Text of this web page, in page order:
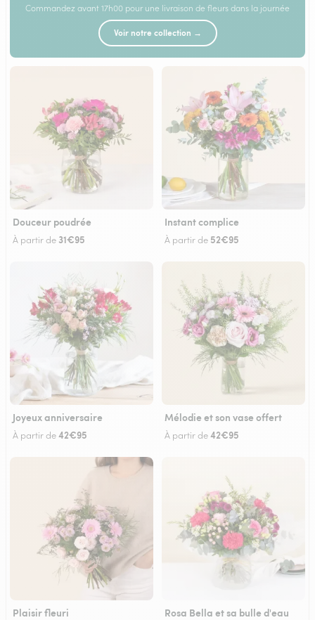
Commandez avant 17h00 pour une livraison de fleurs dans la journée
Voir notre collection →
Douceur poudrée
À partir de 31€95
Instant complice
À partir de 52€95
Joyeux anniversaire
À partir de42€95
Mélodie et son vase offert
À partir de42€95
Plaisir fleuri Rosa Bella et sa bulle d'eau